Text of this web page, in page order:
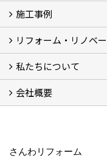
体感ルーム
イベント
施工事例
施工事例
お客様の声
リフォーム・リノベ
リフォームについて
リノベーションにつ
計画ステップ
【Q＆A】よくあるご
私たちについて
スタッフ紹介
ブログ
想い
会社概要
さんわリフォーム